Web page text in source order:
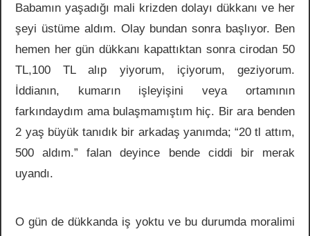
Babamın yaşadığı mali krizden dolayı dükkanı ve her
şeyi üstüme aldım. Olay bundan sonra başlıyor. Ben
hemen her gün dükkanı kapattıktan sonra cirodan 50
TL,100 TL alıp yiyorum, içiyorum, geziyorum.
İddianın, kumarın işleyişini veya ortamının
farkındaydım ama bulaşmamıştım hiç. Bir ara benden
2 yaş büyük tanıdık bir arkadaş yanımda; “20 tl attım,
500 aldım.” falan deyince bende ciddi bir merak
uyandı.
O gün de dükkanda iş yoktu ve bu durumda moralimi